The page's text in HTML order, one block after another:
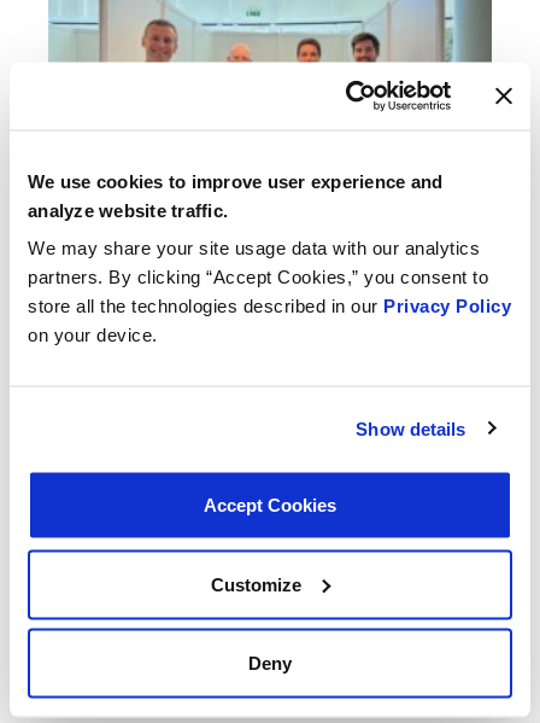
We use cookies to improve user experience and
analyze website traffic.
We may share your site usage data with our analytics
partners. By clicking “Accept Cookies,” you consent to
store all the technologies described in our Privacy Policy
on your device.
Show details
Accept Cookies
Customize
Deny
Per MotoRad e altri operatori del settore, il Nexus Event
è servito da faro di ispirazione e collaborazione,